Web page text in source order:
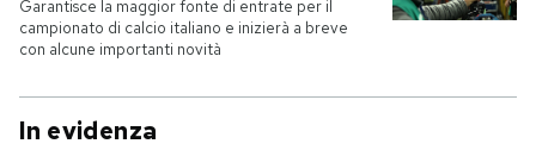
Garantisce la maggior fonte di entrate per il
campionato di calcio italiano e inizierà a breve
con alcune importanti novità
In evidenza